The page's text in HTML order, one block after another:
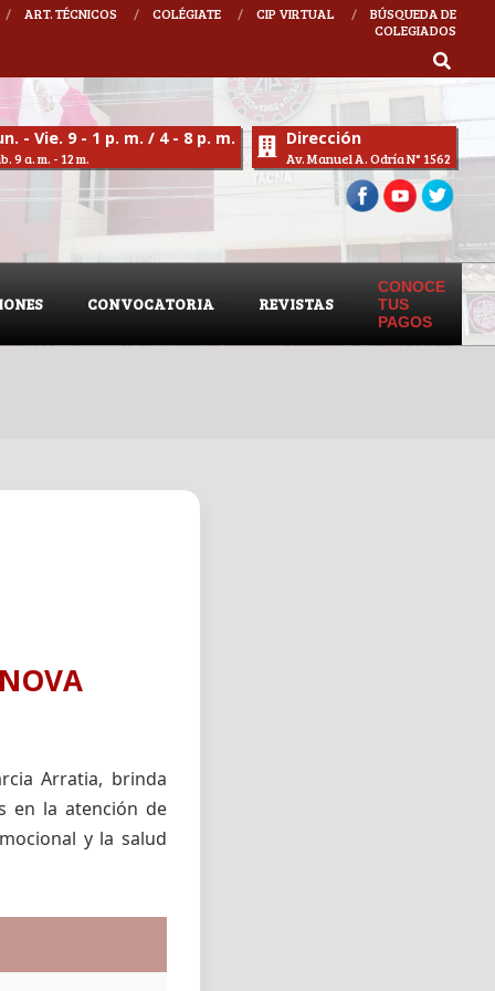
ART. TÉCNICOS COLÉGIATE CIP VIRTUAL
BÚSQUEDA DE
COLEGIADOS
- Vie. 9 - 1 p. m. / 4 - 8 p. m.
9 a. m. - 12 m.
Dirección
Av. Manuel A. Odría N° 1562
CONVOCATORIA REVISTAS
CONOCE
TUS
PAGOS
Arratia, brinda
en la atención de
y la salud